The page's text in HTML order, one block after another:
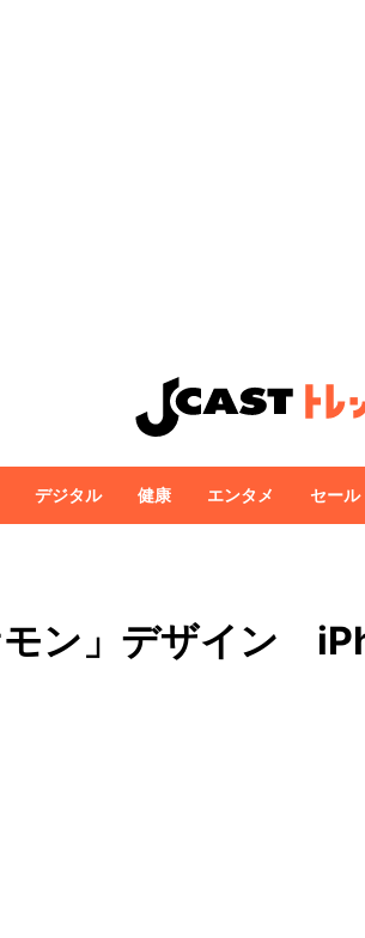
デジタル 健康 エンタメ セール
ン」デザイン